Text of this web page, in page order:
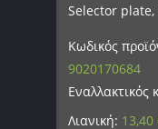
Selector plate,
Κωδικός
9020170684
Εναλλακτικός
Λιανική: 13,40